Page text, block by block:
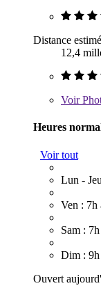
Distance
12,4
Voir
Heures
Voir tout
Lun -
Ven : 7h
Sam :
Dim : 9h
Ouvert